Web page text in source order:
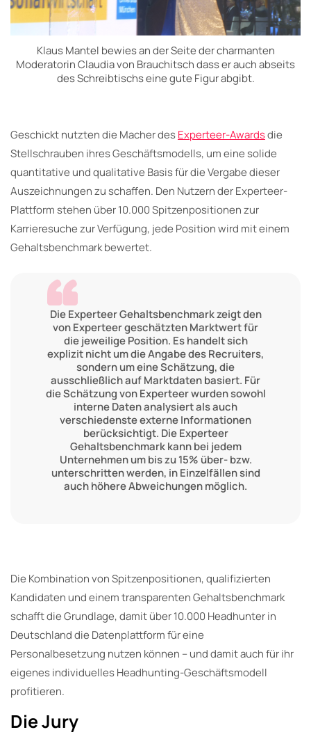
Klaus Mantel bewies an der Seite der charmanten
Moderatorin Claudia von Brauchitsch dass er auch abseits
des Schreibtischs eine gute Figur abgibt.
Geschickt nutzten die Macher desExperteer-Awardsdie
Stellschrauben ihres Geschäftsmodells, um eine solide
quantitative und qualitative Basis für die Vergabe dieser
Auszeichnungen zu schaffen. Den Nutzern der Experteer-
Plattform stehen über 10.000 Spitzenpositionen zur
Karrieresuche zur Verfügung, jede Position wird mit einem
Gehaltsbenchmark bewertet.
Die Experteer Gehaltsbenchmark zeigt den
von Experteer geschätzten Marktwert für
die jeweilige Position. Es handelt sich
explizit nicht um die Angabe des Recruiters,
sondern um eine Schätzung, die
ausschließlich auf Marktdaten basiert. Für
die Schätzung von Experteer wurden sowohl
interne Daten analysiert als auch
verschiedenste externe Informationen
berücksichtigt. Die Experteer
Gehaltsbenchmark kann bei jedem
Unternehmen um bis zu 15% über- bzw.
unterschritten werden, in Einzelfällen sind
auch höhere Abweichungen möglich.
Die Kombination von Spitzenpositionen, qualifizierten
Kandidaten und einem transparenten Gehaltsbenchmark
schafft die Grundlage, damit über 10.000 Headhunter in
Deutschland die Datenplattform für eine
Personalbesetzung nutzen können – und damit auch für ihr
eigenes individuelles Headhunting-Geschäftsmodell
profitieren.
Die Jury